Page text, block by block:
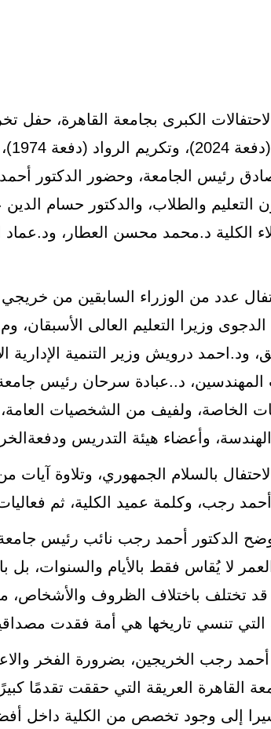
الكبرى بجامعة القاهرة، حفل
رئيس الجامعة، وحضور الدكتور
التعليم والطلاب، والدكتور حسام الدين
الكلية د.محمد محسن العطار،
عدد من الوزراء السابقين من خريجي
وزيرا التعليم العالى الأسبقان،
ود.احمد درويش وزير التنمية
المهندسين، د..عبادة سرحان رئيس
الخاصة، ولفيف من الشخصيات
الهندسة، وأعضاء هيئة التدريس
بالسلام الجمهوري، وتلاوة آيات
رجب، وكلمة عميد الكلية، ثم
الدكتور أحمد رجب نائب رئيس جامعة
لا يُقاس فقط بالأيام والسنوات، بل
قد تختلف باختلاف الظروف
التي تنسي تاريخها هي أمة فقدت
رجب الخريجين، بضرورة الفخر
القاهرة العريقة التي حققت تقدمًا